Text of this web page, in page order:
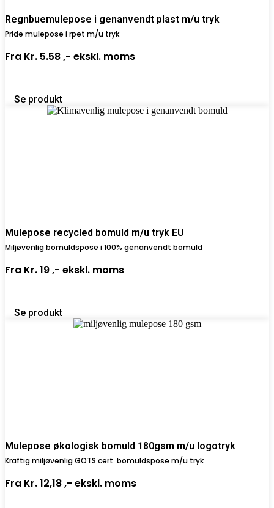
Regnbuemulepose i genanvendt plast m/u tryk
Pride mulepose i rpet m/u tryk
Fra Kr. 5.58 ,- ekskl. moms
Se produkt
Mulepose recycled bomuld m/u tryk EU
Miljøvenlig bomuldspose i 100% genanvendt bomuld
Fra Kr. 19 ,- ekskl. moms
Se produkt
Mulepose økologisk bomuld 180gsm m/u logotryk
Kraftig miljøvenlig GOTS cert. bomuldspose m/u tryk
Fra Kr. 12,18 ,- ekskl. moms